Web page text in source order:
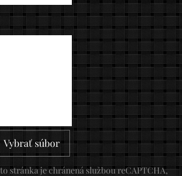
Vybrať súbor
stránka je chránená službou reCAPTCHA,